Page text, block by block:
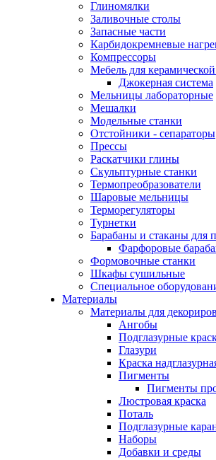
Глиномялки
Заливочные столы
Запасные части
Карбидокремневые
Компрессоры
Мебель для
Джокерная система
Мельницы лабораторные
Мешалки
Модельные станки
Отстойники - сепараторы
Прессы
Раскатчики глины
Скульптурные станки
Термопреобразователи
Шаровые мельницы
Терморегуляторы
Турнетки
Барабаны и стаканы для
Фарфоровые
Формовочные станки
Шкафы сушильные
Специальное
Материалы
Материалы для
Ангобы
Подглазурные
Глазури
Краска
Пигменты
Пигменты
Люстровая краска
Поталь
Подглазурные
Наборы
Добавки и среды